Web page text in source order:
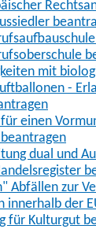
mit
-
einen
dual und
Abfällen zur
innerhalb der
für Kulturgut